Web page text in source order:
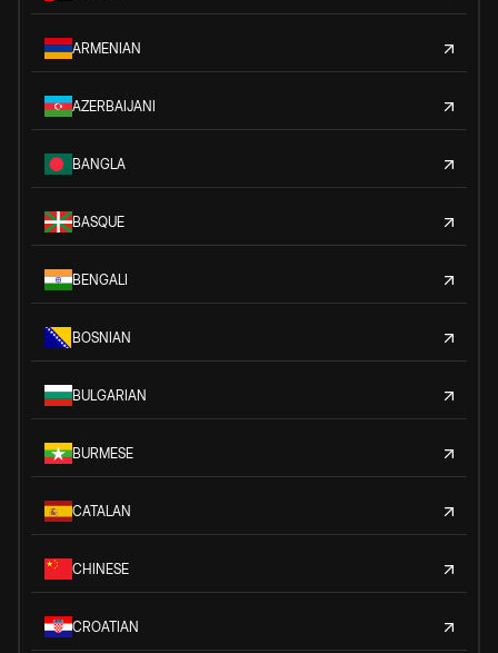
ARMENIAN
AZERBAIJANI
BANGLA
BASQUE
BENGALI
BOSNIAN
BULGARIAN
BURMESE
CATALAN
CHINESE
CROATIAN